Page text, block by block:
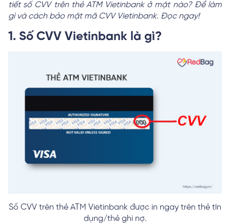
tiết số CVV trên thẻ ATM Vietinbank ở mặt nào? Để làm
gì và cách bảo mật mã CVV Vietinbank. Đọc ngay!
1. Số CVV Vietinbank là gì?
Số CVV trên thẻ ATM Vietinbank được in ngay trên thẻ tín
dụng/thẻ ghi nợ.